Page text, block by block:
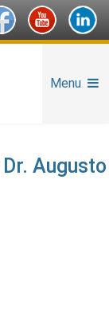
Menu
Dr. Augusto